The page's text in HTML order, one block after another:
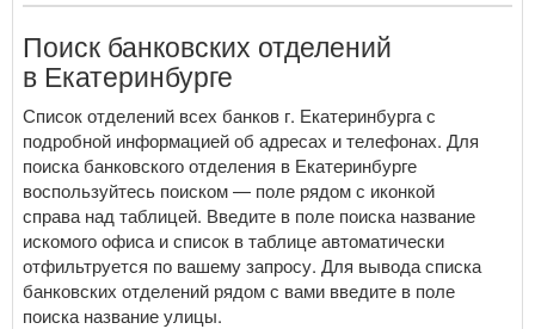
Поиск банковских отделений
в Екатеринбурге
Список отделений всех банков г. Екатеринбурга с
подробной информацией об адресах и телефонах. Для
поиска банковского отделения в Екатеринбурге
воспользуйтесь поиском — поле рядом с иконкой
справа над таблицей. Введите в поле поиска название
искомого офиса и список в таблице автоматически
отфильтруется по вашему запросу. Для вывода списка
банковских отделений рядом с вами введите в поле
поиска название улицы.